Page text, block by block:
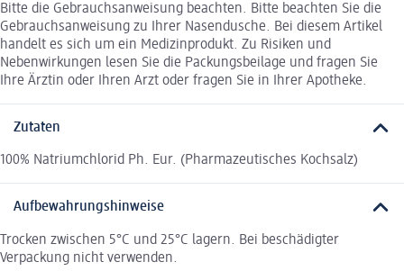
Bitte die Gebrauchsanweisung beachten. Bitte beachten Sie die
Gebrauchsanweisung zu Ihrer Nasendusche. Bei diesem Artikel
handelt es sich um ein Medizinprodukt. Zu Risiken und
Nebenwirkungen lesen Sie die Packungsbeilage und fragen Sie
Ihre Ärztin oder Ihren Arzt oder fragen Sie in Ihrer Apotheke.
Zutaten
100% Natriumchlorid Ph. Eur. (Pharmazeutisches Kochsalz)
Aufbewahrungshinweise
Trocken zwischen 5°C und 25°C lagern. Bei beschädigter
Verpackung nicht verwenden.